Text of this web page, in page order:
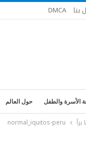
بنا DMCA
الأسرة والطفل حول العالم
normal_iquitos-peru